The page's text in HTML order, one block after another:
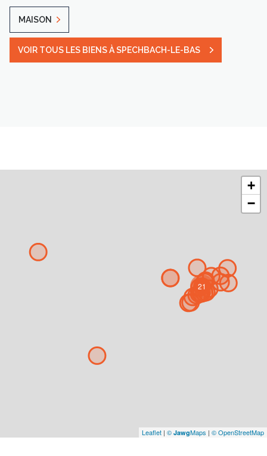
MAISON
VOIR TOUS LES BIENS À SPECHBACH-LE-BAS
21
+
−
Leaflet | © JawgMaps | © OpenStreetMap